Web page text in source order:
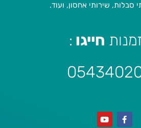
סבלות, שירותי אחסון, ועוד.
חייגו :